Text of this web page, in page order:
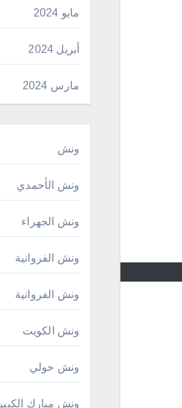
مايو 2024
أبريل 2024
مارس 2024
ونش
ونش الأحمدي
ونش الجهراء
ونش الفروانية
ونش الفروانية
ونش الكويت
ونش حولي
ونش مبارك الكبير